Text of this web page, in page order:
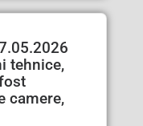
tehnice,
camere,